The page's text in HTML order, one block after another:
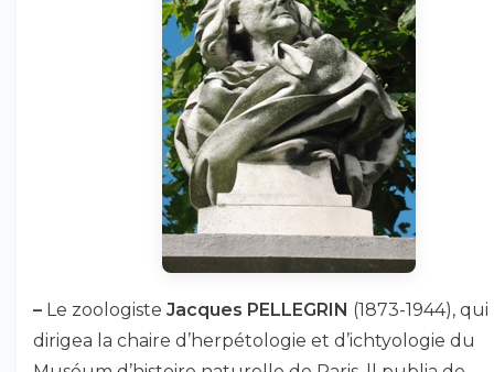
– Le zoologiste Jacques PELLEGRIN (1873-1944), qui
dirigea la chaire d’herpétologie et d’ichtyologie du